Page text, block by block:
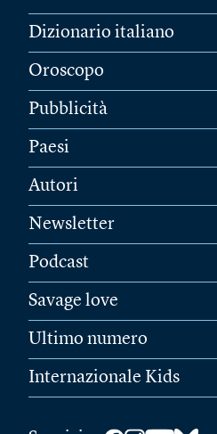
Dizionario italiano
Oroscopo
Pubblicità
Paesi
Autori
Newsletter
Podcast
Savage love
Ultimo numero
Internazionale Kids